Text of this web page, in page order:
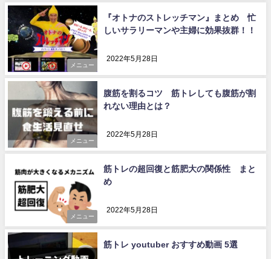
メニュー
『オトナのストレッチマン』まとめ 忙
しいサラリーマンや主婦に効果抜群！！
2022年5月28日
メニュー
腹筋を割るコツ 筋トレしても腹筋が割
れない理由とは？
2022年5月28日
メニュー
筋トレの超回復と筋肥大の関係性 まと
め
2022年5月28日
筋トレ youtuber おすすめ動画 5選